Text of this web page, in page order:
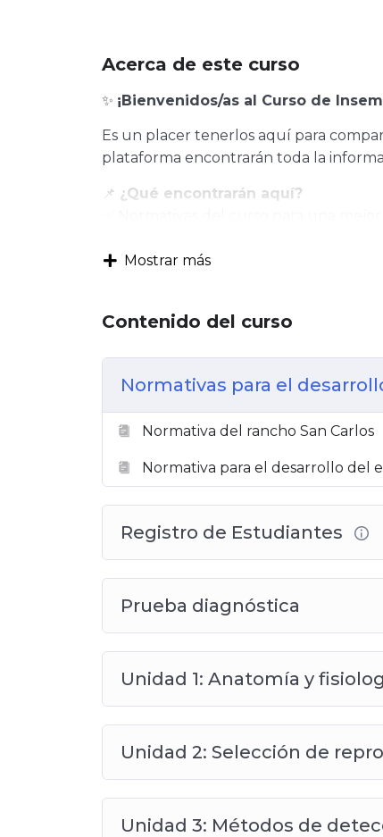
Acerca de este curso
✨ ¡Bienvenidos/as al Curso de
Es un placer tenerlos aquí para
plataforma encontrarán toda la
📌 ¿Qué encontrarán aquí?
✅ Actividades diseñadas para
consultarnos.
de que esta experiencia será
🚀¡Manos a la obra!
Mostrar más
Contenido del curso
Normativas para el
Normativa del rancho San Carlos
Normativa para el desarrollo del
Registro de Estudiantes
Prueba diagnóstica
Unidad 1: Anatomía y
Unidad 2: Selección de
Unidad 3: Métodos de